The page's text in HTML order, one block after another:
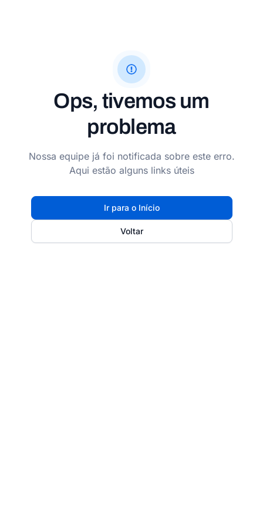
Ops, tivemos um
problema
Nossa equipe já foi notificada sobre este erro.
Aqui estão alguns links úteis
Ir para o Início
Voltar